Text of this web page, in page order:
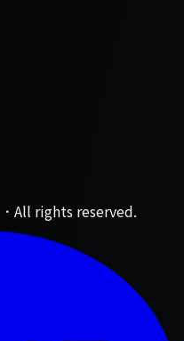
．All rights reserved.